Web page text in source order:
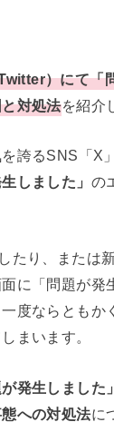
）にて「
対処法を紹介
誇るSNS「X
しました」 の
たり、または
に「問題が発
度ならともか
まいます。
が発生しまし
への対処法に